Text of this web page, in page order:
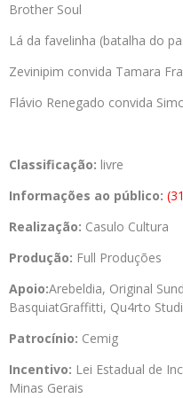
Brother Soul
Lá da favelinha (batalha do
Zevinipim convida Tamara
Flávio Renegado convida
Classificação: livre
Informações ao público:
Realização: Casulo Cultura
Produção: Full Produções
Apoio:Arebeldia, Original
BasquiatGraffitti, Qu4rto
Patrocínio: Cemig
Incentivo: Lei Estadual de
Minas Gerais